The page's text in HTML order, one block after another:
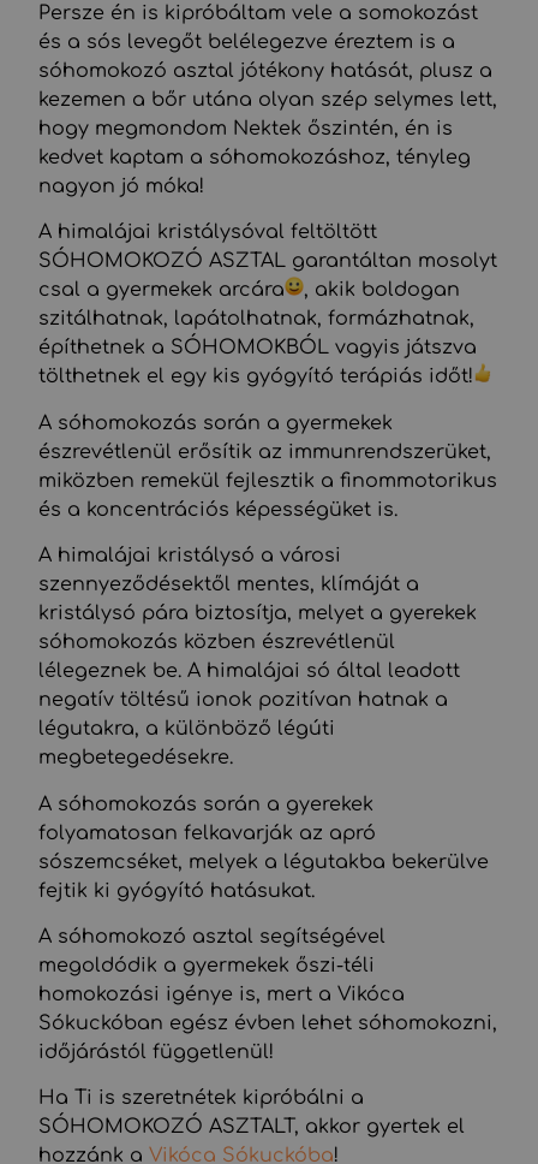
Persze én is kipróbáltam vele a somokozást
és a sós levegőt belélegezve éreztem is a
sóhomokozó asztal jótékony hatását, plusz a
kezemen a bőr utána olyan szép selymes lett,
hogy megmondom Nektek őszintén, én is
kedvet kaptam a sóhomokozáshoz, tényleg
nagyon jó móka!
A himalájai kristálysóval feltöltött
SÓHOMOKOZÓ ASZTAL garantáltan mosolyt
csal a gyermekek arcára
, akik boldogan
szitálhatnak, lapátolhatnak, formázhatnak,
építhetnek a SÓHOMOKBÓL vagyis játszva
tölthetnek el egy kis gyógyító terápiás időt!
A sóhomokozás során a gyermekek
észrevétlenül erősítik az immunrendszerüket,
miközben remekül fejlesztik a finommotorikus
és a koncentrációs képességüket is.
A himalájai kristálysó a városi
szennyeződésektől mentes, klímáját a
kristálysó pára biztosítja, melyet a gyerekek
sóhomokozás közben észrevétlenül
lélegeznek be. A himalájai só által leadott
negatív töltésű ionok pozitívan hatnak a
légutakra, a különböző légúti
megbetegedésekre.
A sóhomokozás során a gyerekek
folyamatosan felkavarják az apró
sószemcséket, melyek a légutakba bekerülve
fejtik ki gyógyító hatásukat.
A sóhomokozó asztal segítségével
megoldódik a gyermekek őszi-téli
homokozási igénye is, mert a Vikóca
Sókuckóban egész évben lehet sóhomokozni,
időjárástól függetlenül!
Ha Ti is szeretnétek kipróbálni a
SÓHOMOKOZÓ ASZTALT, akkor gyertek el
hozzánk a Vikóca Sókuckóba!